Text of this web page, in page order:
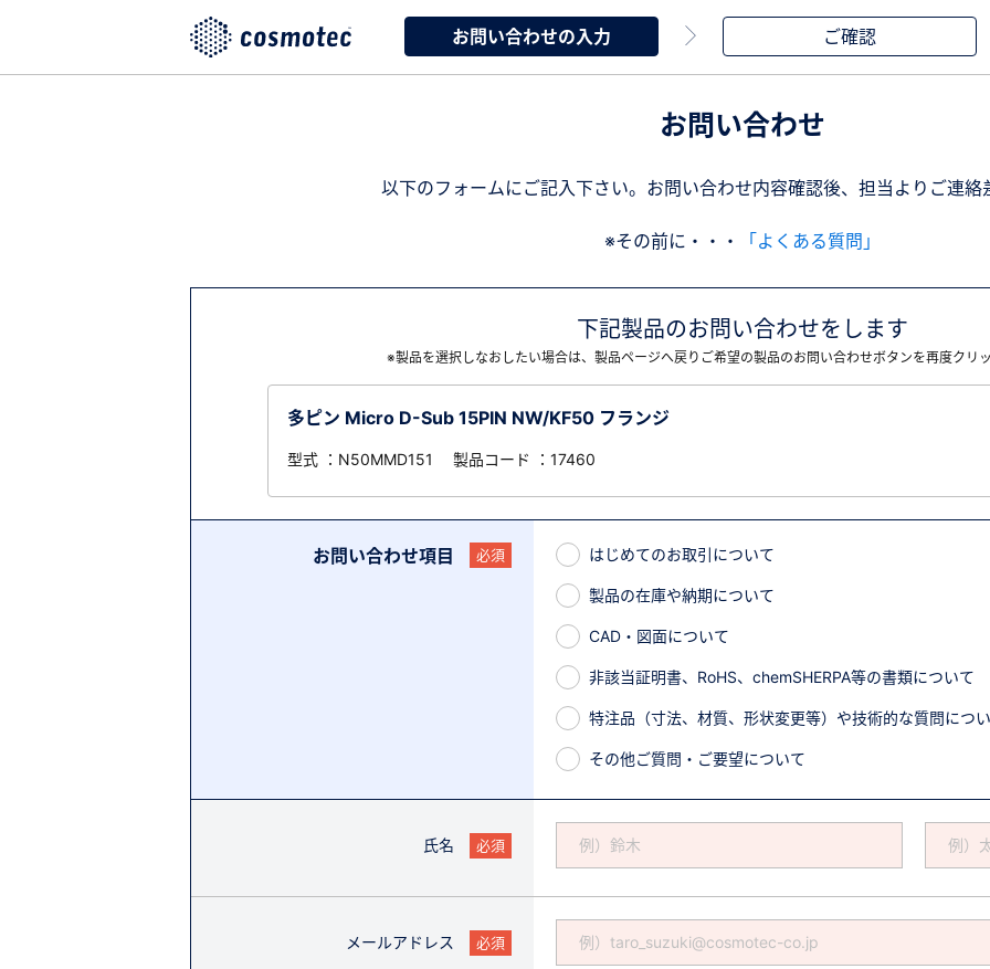
お問い合わせの入力 ご確認
お問い合わせ
以下のフォームにご記入下さい。お問い合わせ内容確認後、担当よりご連絡
※その前に・・・ 「よくある質問」
下記製品のお問い合わせをします
※製品を選択しなおしたい場合は、製品ページへ戻りご希望の製品のお問い合わせボタンを再度クリ
多ピン Micro D-Sub 15PIN NW/KF50 フランジ
型式 ：N50MMD151 製品コード ：17460
お問い合わせ項目 必須 はじめてのお取引について
製品の在庫や納期について
CAD・図面について
非該当証明書、RoHS、chemSHERPA等の書類について
特注品（寸法、材質、形状変更等）や技術的な質問につ
その他ご質問・ご要望について
氏名 必須
メールアドレス 必須